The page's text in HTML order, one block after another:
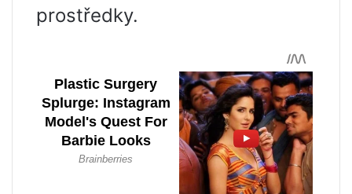
prostředky.